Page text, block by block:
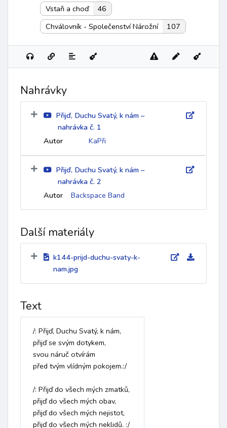
Vstaň a choď
46
Chválovník - Společenství Nárožní
107
Nahrávky
Přijď, Duchu Svatý, k nám –
nahrávka č. 1
Autor
KaPři
Přijď, Duchu Svatý, k nám –
nahrávka č. 2
Autor
Backspace Band
Další materiály
k144-prijd-duchu-svaty-k-
nam.jpg
Text
/: Přijď, Duchu Svatý, k nám,
přijď se svým dotykem,
svou náruč otvírám
před tvým vlídným pokojem.:/
/: Přijď do všech mých zmatků,
přijď do všech mých obav,
přijď do všech mých nejistot,
přijď do všech mých neklidů. :/